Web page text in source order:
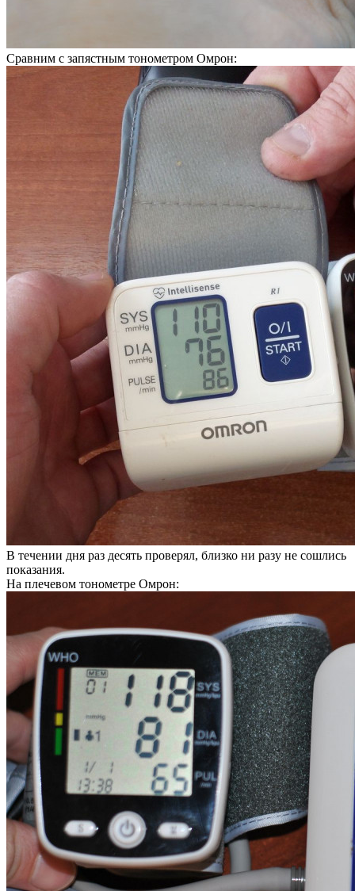
Сравним с запястным тонометром Омрон:
В течении дня раз десять проверял, близко ни разу не сошлись
показания.
На плечевом тонометре Омрон: